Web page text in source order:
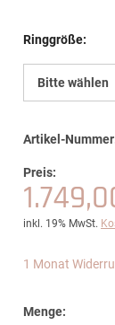
Ringgröße:
Bitte wählen
Artikel-
Preis:
inkl. 19% MwSt.
1 Monat
Menge: